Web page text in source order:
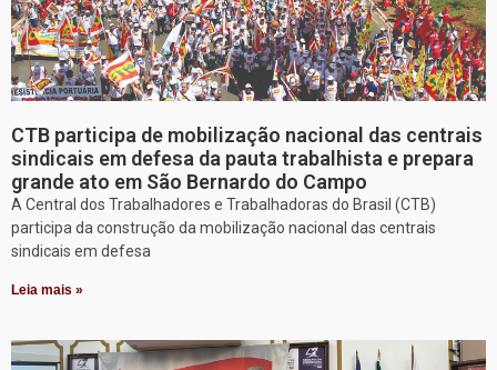
CTB participa de mobilização nacional das centrais
sindicais em defesa da pauta trabalhista e prepara
grande ato em São Bernardo do Campo
A Central dos Trabalhadores e Trabalhadoras do Brasil (CTB)
participa da construção da mobilização nacional das centrais
sindicais em defesa
Leia mais »